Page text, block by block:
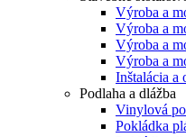
Výroba a
Výroba a
Výroba a
Výroba a
Inštalácia a
Podlaha a dlážba
Vinylová
Pokládka